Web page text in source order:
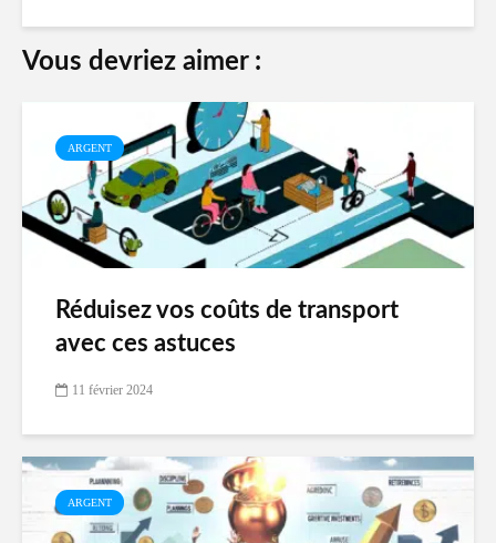
Vous devriez aimer :
ARGENT
Réduisez vos coûts de transport
avec ces astuces
11 février 2024
ARGENT